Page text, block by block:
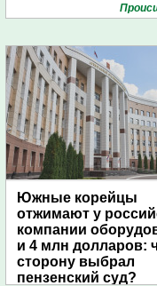
Южные корейцы
отжимают у
компании
и 4 млн долларов:
сторону выбрал
пензенский суд?